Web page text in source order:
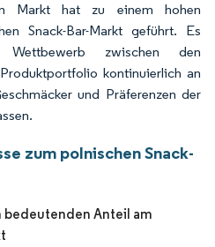
Markt hat zu einem hohen
Snack-Bar-Markt geführt. Es
zwischen den
kontinuierlich an
und Präferenzen der
zum polnischen Snack-
Anteil am